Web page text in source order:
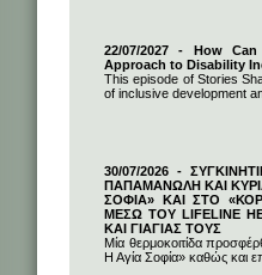
22/07/2027 - How
Approach to Disability
This episode of Stories
of inclusive development
30/07/2026 -
ΠΑΠΑΜΑΝΩΛΗ ΚΑΙ
ΣΟΦΙΑ» ΚΑΙ ΣΤΟ
ΜΕΣΩ ΤΟΥ LIFELINE
ΚΑΙ ΓΙΑΓΙΑΣ ΤΟΥΣ
Μία θερμοκοιτίδα
Η Αγία Σοφία» καθώς και